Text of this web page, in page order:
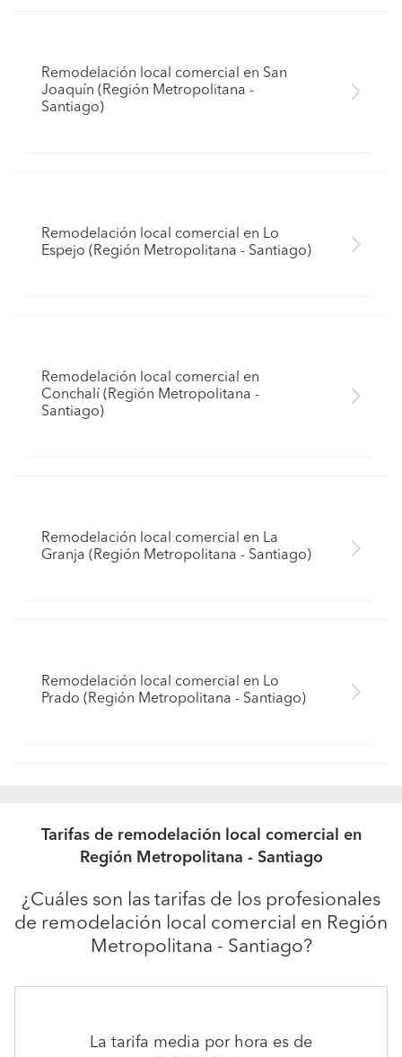
Remodelación local comercial en San
Joaquín (Región Metropolitana -
Santiago)
Remodelación local comercial en Lo
Espejo (Región Metropolitana - Santiago)
Remodelación local comercial en
Conchalí (Región Metropolitana -
Santiago)
Remodelación local comercial en La
Granja (Región Metropolitana - Santiago)
Remodelación local comercial en Lo
Prado (Región Metropolitana - Santiago)
Tarifas de remodelación local comercial en
Región Metropolitana - Santiago
¿Cuáles son las tarifas de los profesionales
de remodelación local comercial en Región
Metropolitana - Santiago?
La tarifa media por hora es de